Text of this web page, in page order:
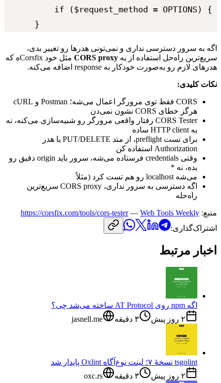
if ($request_method = OPTIONS) {
}
اگه به سرور دسترسی نداری و نمی‌تونی هدرها رو تغییر بدی،
سریع‌ترین راه‌حل استفاده از یه CORS proxy مثل خود Corsfix‌ه که
هدرهای لازم رو به‌صورت خودکار به response اضافه می‌کنه.
نکات کلیدی:
CORS فقط توی مرورگر اعمال می‌شه؛ Postman و cURL
هرگز خطای CORS نشون نمی‌دن
CORS Tester رفتار واقعی مرورگر رو شبیه‌سازی می‌کنه، نه
یه HTTP client ساده
برای تست preflight، از متد PUT/DELETE یا هدر
Authorization استفاده کن
وقتی credentials فرستاده می‌شه، سرور باید origin دقیق رو
بده، نه *
می‌شه localhost رو هم تست کرد (مثلاً
اگه دسترسی به سرور نداری، CORS proxy سریع‌ترین
راه‌حله
منبع: Web Tools Weekly
—
https://corsfix.com/tools/cors-tester
اشتراک‌گذاری:
اخبار مرتبط
اگه npm روی AT Protocol ساخته می‌شد چی؟
۲ روز پیش
۳ دقیقه jasnell.me
tsgolint نسخهٔ ۷؛ لینت نوع‌آگاه Oxlint پایدار شد
۲ روز پیش
۳ دقیقه oxc.rs